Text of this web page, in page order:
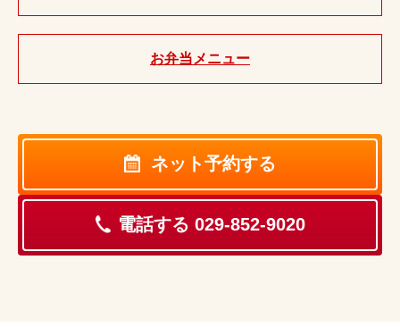
お弁当メニュー
ネット予約する
電話する 029-852-9020